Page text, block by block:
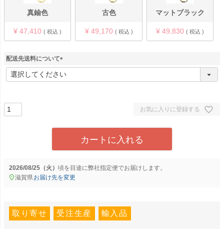
真鍮色
¥ 47,410 税込
古色
¥ 49,170 税込
マットブラック
¥ 49,830 税込
配送先送料について
(
必
お気に入りに登録する
カートに入れる
2026/08/25（火） に弊社指定便でお届けします。
滋賀県お届け先を変更
取り寄せ 受注生産 輸入品